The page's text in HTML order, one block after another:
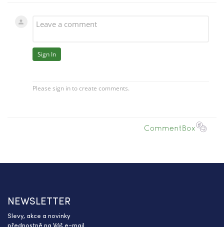
NEWSLETTER
Slevy, akce a novinky
přednostně na Váš e-mail.